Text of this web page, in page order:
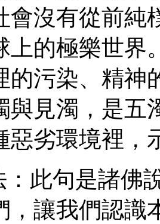
會沒有從前純
上的極樂世界
的污染、精神
與見濁，是五
惡劣環境裡，
：此句是諸佛
，讓我們認識